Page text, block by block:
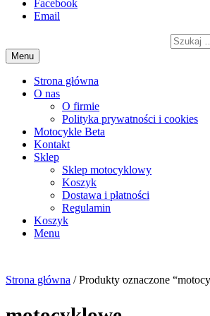
Przejdź
motorex
akcesoria motocyklowe
Facebook
Email
Szukaj
Menu
Strona główna
O nas
O firmie
Polityka prywatności i cookies
Motocykle Beta
Kontakt
Sklep
Sklep motocyklowy
Koszyk
Dostawa i płatności
Regulamin
Menu
Strona główna / Produkty oznaczone